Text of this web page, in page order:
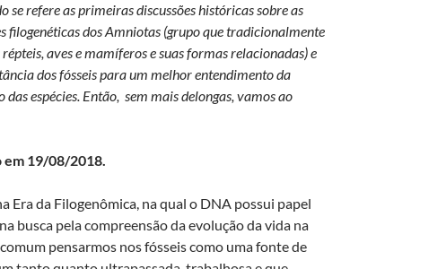
r
p
p
a
m
se refere as primeiras discussões históricas sobre as
filogenéticas dos Amniotas (grupo que tradicionalmente
aves e mamíferos e suas formas relacionadas) e
dos fósseis para um melhor entendimento da
das espécies. Então, sem mais delongas, vamos ao
em 19/08/2018.
Era da Filogenômica, na qual o DNA possui papel
busca pela compreensão da evolução da vida na
comum pensarmos nos fósseis como uma fonte de